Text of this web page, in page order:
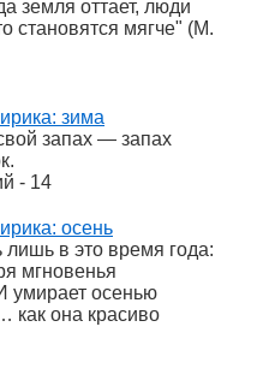
земля оттает, люди
становятся мягче" (М.
зима
запах — запах
- 14
осень
лишь в это время года:
мгновенья
умирает осенью
как она красиво